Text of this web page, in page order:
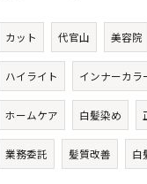
カット 代官山 美容院
ハイライト インナーカラ
ホームケア 白髪染め
業務委託 髪質改善 白